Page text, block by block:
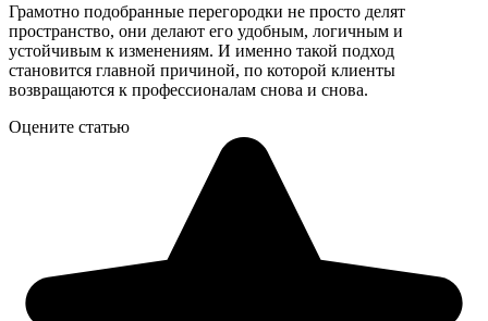
Грамотно подобранные перегородки не просто делят
пространство, они делают его удобным, логичным и
устойчивым к изменениям. И именно такой подход
становится главной причиной, по которой клиенты
возвращаются к профессионалам снова и снова.
Оцените статью